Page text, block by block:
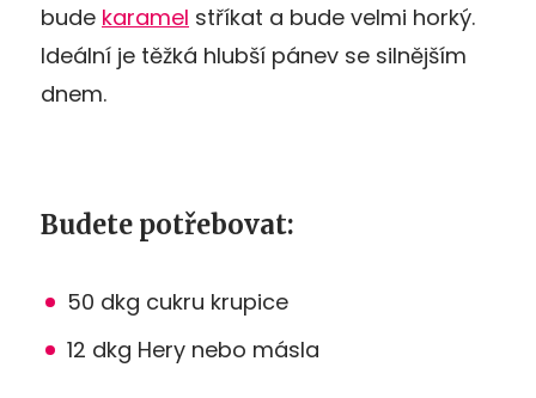
bude karamel stříkat a bude velmi horký.
Ideální je těžká hlubší pánev se silnějším
dnem.
Budete potřebovat:
50 dkg cukru krupice
12 dkg Hery nebo másla